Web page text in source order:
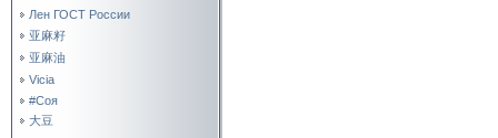
Лен ГОСТ России
亚麻籽
亚麻油
Vicia
#Соя
大豆